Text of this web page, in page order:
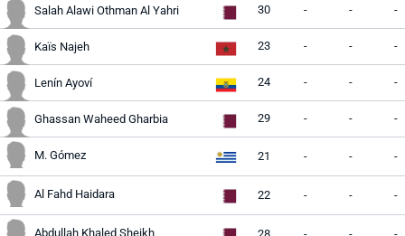
Salah Alawi Othman Al Yahri 30 - - -
Kaïs Najeh 23 - - -
Lenín Ayoví 24 - - -
Ghassan Waheed Gharbia 29 - - -
M. Gómez 21 - - -
Al Fahd Haidara 22 - - -
Abdullah Khaled Sheikh